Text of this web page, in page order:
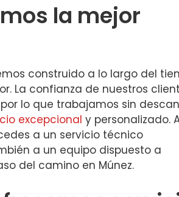
la mejor
construido a lo largo del
La confianza de nuestros
lo que trabajamos sin
excepcional y personalizado.
a un servicio técnico
a un equipo dispuesto a
del camino en Múnez.